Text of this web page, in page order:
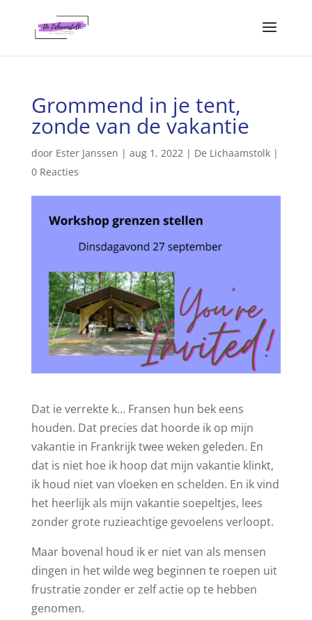
Grommend in je tent,
zonde van de vakantie
door Ester Janssen | aug 1, 2022| De Lichaamstolk|
0 Reacties
Dat ie verrekte k… Fransen hun bek eens
houden. Dat precies dat hoorde ik op mijn
vakantie in Frankrijk twee weken geleden. En
dat is niet hoe ik hoop dat mijn vakantie klinkt,
ik houd niet van vloeken en schelden. En ik vind
het heerlijk als mijn vakantie soepeltjes, lees
zonder grote ruzieachtige gevoelens verloopt.
Maar bovenal houd ik er niet van als mensen
dingen in het wilde weg beginnen te roepen uit
frustratie zonder er zelf actie op te hebben
genomen.